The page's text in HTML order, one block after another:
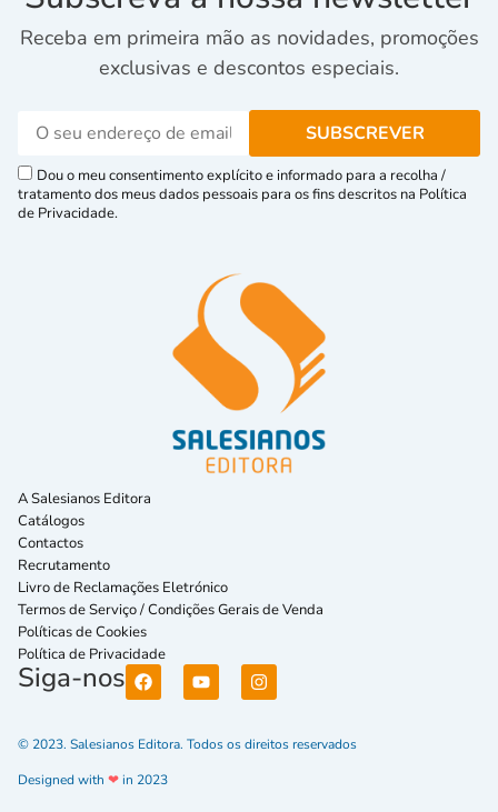
Receba em primeira mão as novidades, promoções
exclusivas e descontos especiais.
Dou o meu consentimento explícito e informado para a recolha /
tratamento dos meus dados pessoais para os fins descritos na Política
de Privacidade.
A Salesianos Editora
Catálogos
Contactos
Recrutamento
Livro de Reclamações Eletrónico
Termos de Serviço / Condições Gerais de Venda
Políticas de Cookies
Política de Privacidade
Siga-nos
© 2023. Salesianos Editora. Todos os direitos reservados
Designed with ❤in 2023